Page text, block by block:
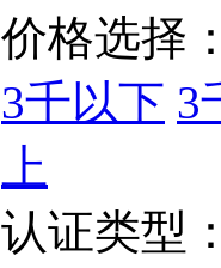
价格选择：
3千以下 3
上
认证类型：